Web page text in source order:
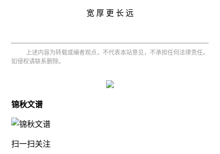
宽 厚 更 长 远
上述内容为转载或编者观点，不代表本站意见，不承担任何法律责任。
如侵权请联系删除。
锦秋文谱
扫一扫关注